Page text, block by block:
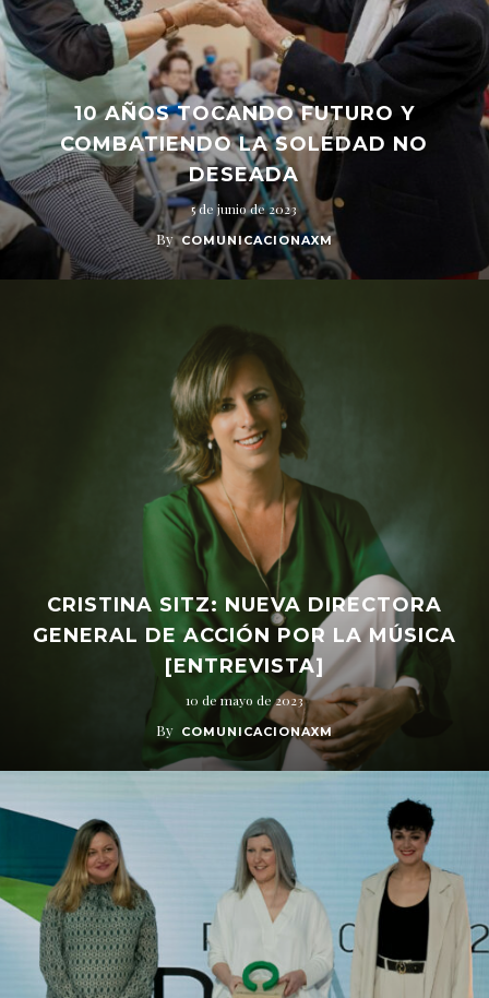
10 AÑOS TOCANDO FUTURO Y
COMBATIENDO LA SOLEDAD NO
DESEADA
5 de junio de 2023
By COMUNICACIONAXM
CRISTINA SITZ: NUEVA DIRECTORA
GENERAL DE ACCIÓN POR LA MÚSICA
[ENTREVISTA]
10 de mayo de 2023
By COMUNICACIONAXM